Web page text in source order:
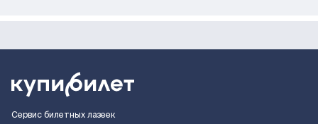
Сервис билетных лазеек